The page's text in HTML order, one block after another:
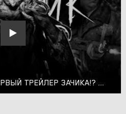
?5 ЭПИЗОД УЖЕ ТУТ! ПЕРВЫЙ ТРЕЙЛЕР ЗАЧИКА!? | TINY BUNNY